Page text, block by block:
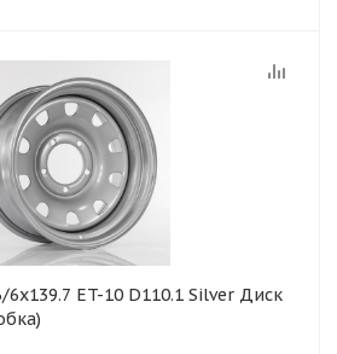
ET-10 D110.1 Silver Диск